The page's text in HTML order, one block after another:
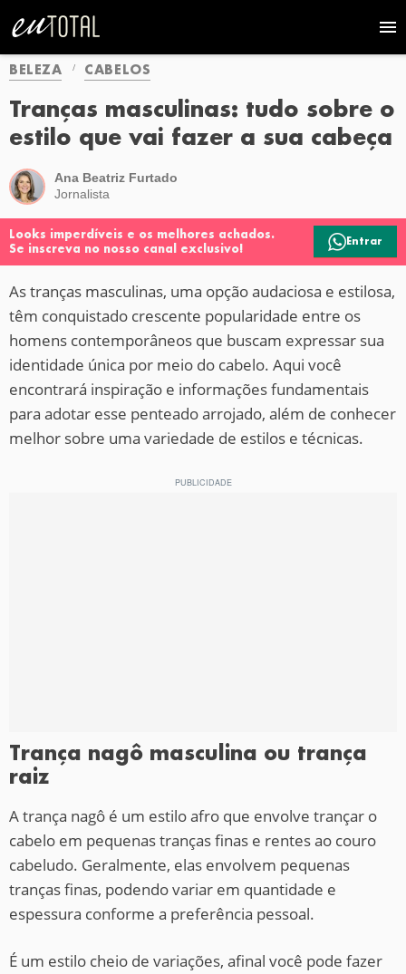
BELEZA CABELOS
Tranças masculinas: tudo sobre o
estilo que vai fazer a sua cabeça
Ana Beatriz Furtado
Jornalista
Looks imperdíveis e os melhores achados.
Se inscreva no nosso canal exclusivo!
Entrar
As tranças masculinas, uma opção audaciosa e estilosa,
têm conquistado crescente popularidade entre os
homens contemporâneos que buscam expressar sua
identidade única por meio do cabelo. Aqui você
encontrará inspiração e informações fundamentais
para adotar esse penteado arrojado, além de conhecer
melhor sobre uma variedade de estilos e técnicas.
Trança nagô masculina ou trança
raiz
A trança nagô é um estilo afro que envolve trançar o
cabelo em pequenas tranças finas e rentes ao couro
cabeludo. Geralmente, elas envolvem pequenas
tranças finas, podendo variar em quantidade e
espessura conforme a preferência pessoal.
É um estilo cheio de variações, afinal você pode fazer